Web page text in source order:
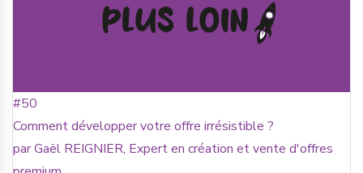
#50
Comment développer votre offre irrésistible ?
par Gaël REIGNIER, Expert en création et vente d'offres